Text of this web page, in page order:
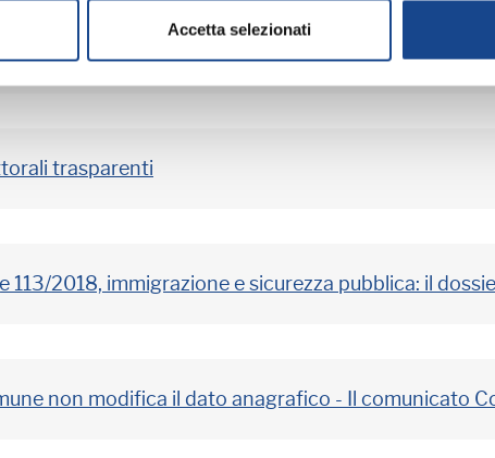
Accetta selezionati
politici
trasparenti
2018, immigrazione e sicurezza pubblica: il
non modifica il dato anagrafico - Il comunicato